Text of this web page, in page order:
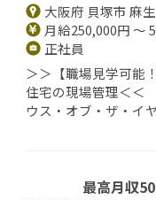
大阪府 貝塚市 麻
月給250,000円 ～
正社員
＞＞【職場見学可能
住宅の現場管理＜＜
ウス・オブ・ザ・イ
最高月収